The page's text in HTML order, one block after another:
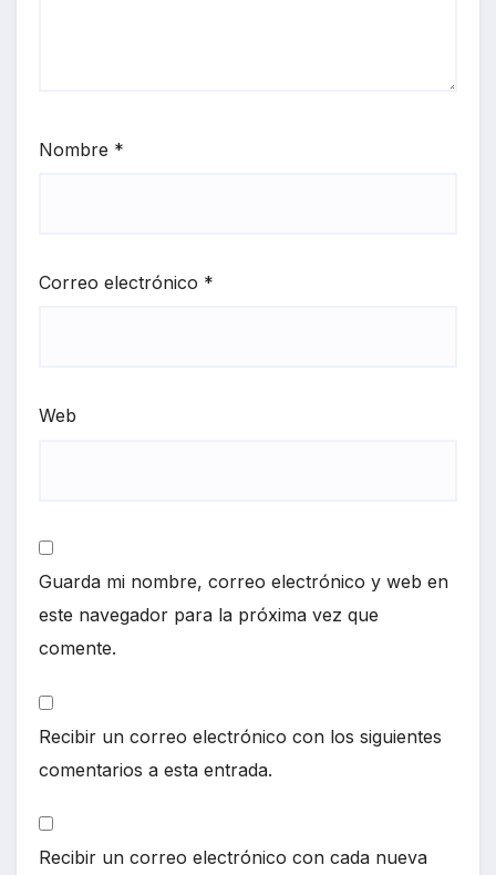
Nombre *
Correo electrónico *
Web
Guarda mi nombre, correo electrónico y web en
este navegador para la próxima vez que
comente.
Recibir un correo electrónico con los siguientes
comentarios a esta entrada.
Recibir un correo electrónico con cada nueva